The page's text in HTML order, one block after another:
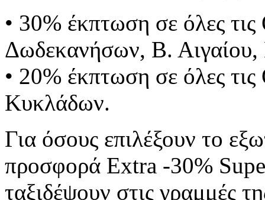
• 30% έκπτωση σε όλες
Δωδεκανήσων, Β. Αιγαίου,
• 20% έκπτωση σε όλες
Κυκλάδων.
Για όσους επιλέξουν το
προσφορά Extra -30%
ταξιδέψουν στις γραμμές